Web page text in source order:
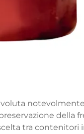
della
tra